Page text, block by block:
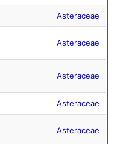
Asteraceae
Asteraceae
Asteraceae
Asteraceae
Asteraceae